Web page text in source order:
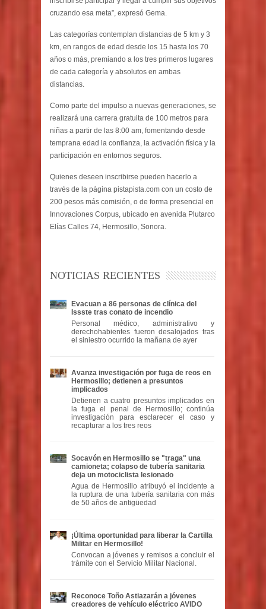
cruzando esa meta”, expresó Gema.
Las categorías contemplan distancias de 5 km y 3
km, en rangos de edad desde los 15 hasta los 70
años o más, premiando a los tres primeros lugares
de cada categoría y absolutos en ambas
distancias.
Como parte del impulso a nuevas generaciones, se
realizará una carrera gratuita de 100 metros para
niñas a partir de las 8:00 am, fomentando desde
temprana edad la confianza, la activación física y la
participación en entornos seguros.
Quienes deseen inscribirse pueden hacerlo a
través de la página pistapista.com con un costo de
200 pesos más comisión, o de forma presencial en
Innovaciones Corpus, ubicado en avenida Plutarco
Elías Calles 74, Hermosillo, Sonora.
NOTICIAS RECIENTES
Evacuan a 86 personas de clínica del
Issste tras conato de incendio
Personal médico, administrativo y
derechohabientes fueron desalojados tras
el siniestro ocurrido la mañana de ayer
Avanza investigación por fuga de reos en
Hermosillo; detienen a presuntos
implicados
Detienen a cuatro presuntos implicados en
la fuga el penal de Hermosillo; continúa
investigación para esclarecer el caso y
recapturar a los tres reos
Socavón en Hermosillo se "traga" una
camioneta; colapso de tubería sanitaria
deja un motociclista lesionado
Agua de Hermosillo atribuyó el incidente a
la ruptura de una tubería sanitaria con más
de 50 años de antigüedad
¡Última oportunidad para liberar la Cartilla
Militar en Hermosillo!
Convocan a jóvenes y remisos a concluir el
trámite con el Servicio Militar Nacional.
Reconoce Toño Astiazarán a jóvenes
creadores de vehículo eléctrico AVIDO